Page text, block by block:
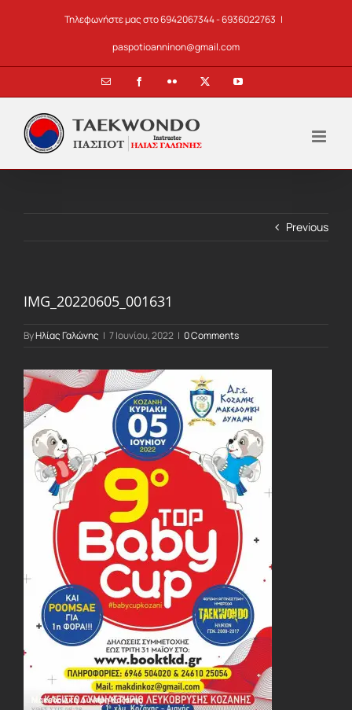
Τηλεφωνήστε μας στο 6942067344 - 6936022763 |
paspotioanninon@gmail.com
Email FacebookFlickr YouTube
Previous
IMG_20220605_001631
ByΗλίας Γαλώνης | 7 Ιουνίου, 2022 | 0 Comments